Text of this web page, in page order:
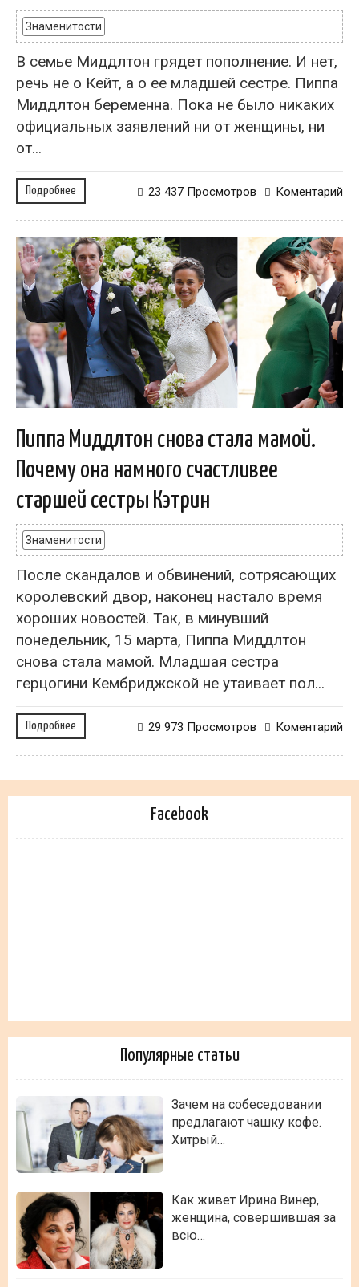
Знаменитости
В семье Миддлтон грядет пополнение. И нет,
речь не о Кейт, а о ее младшей сестре. Пиппа
Миддлтон беременна. Пока не было никаких
официальных заявлений ни от женщины, ни
от...
Подробнее Коментарий
23 437 Просмотров
Пиппа Миддлтон снова стала мамой.
Почему она намного счастливее
старшей сестры Кэтрин
Знаменитости
После скандалов и обвинений, сотрясающих
королевский двор, наконец настало время
хороших новостей. Так, в минувший
понедельник, 15 марта, Пиппа Миддлтон
снова стала мамой. Младшая сестра
герцогини Кембриджской не утаивает пол...
Подробнее Коментарий
29 973 Просмотров
Facebook
Популярные статьи
Зачем на собеседовании
предлагают чашку кофе.
Хитрый…
Как живет Ирина Винер,
женщина, совершившая за
всю…